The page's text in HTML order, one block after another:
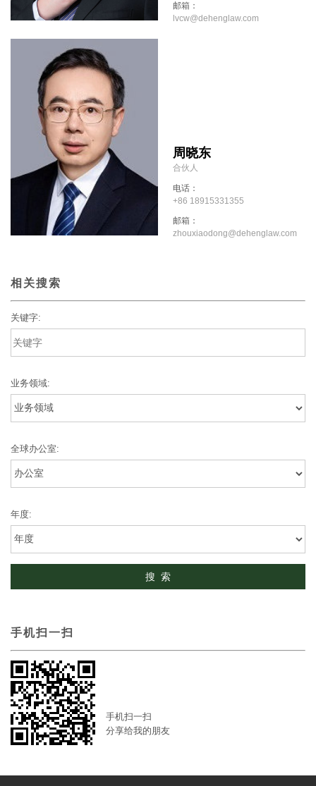
邮箱：
lvcw@dehenglaw.com
周晓东
合伙人
电话：
+86 18915331355
邮箱：
zhouxiaodong@dehenglaw.com
相关搜索
关键字:
业务领域:
全球办公室:
年度:
手机扫一扫
手机扫一扫
分享给我的朋友